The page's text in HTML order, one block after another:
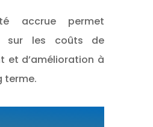
accrue permet
sur les coûts de
et d’amélioration à
terme.